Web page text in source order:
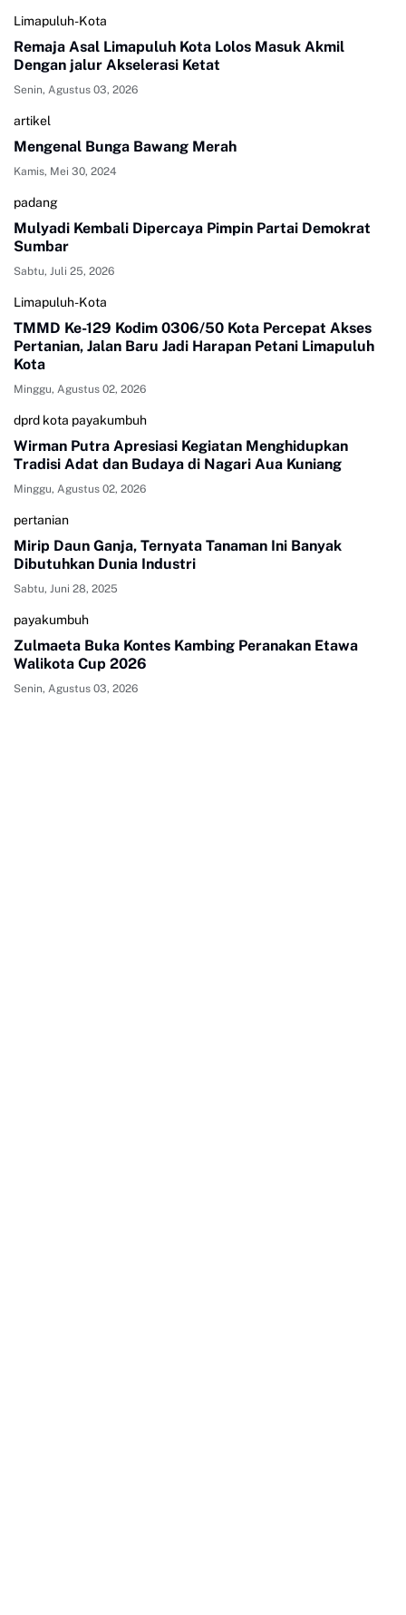
Limapuluh-Kota
Remaja Asal Limapuluh Kota Lolos Masuk Akmil
Dengan jalur Akselerasi Ketat
Senin, Agustus 03, 2026
artikel
Mengenal Bunga Bawang Merah
Kamis, Mei 30, 2024
padang
Mulyadi Kembali Dipercaya Pimpin Partai Demokrat
Sumbar
Sabtu, Juli 25, 2026
Limapuluh-Kota
TMMD Ke-129 Kodim 0306/50 Kota Percepat Akses
Pertanian, Jalan Baru Jadi Harapan Petani Limapuluh
Kota
Minggu, Agustus 02, 2026
dprd kota payakumbuh
Wirman Putra Apresiasi Kegiatan Menghidupkan
Tradisi Adat dan Budaya di Nagari Aua Kuniang
Minggu, Agustus 02, 2026
pertanian
Mirip Daun Ganja, Ternyata Tanaman Ini Banyak
Dibutuhkan Dunia Industri
Sabtu, Juni 28, 2025
payakumbuh
Zulmaeta Buka Kontes Kambing Peranakan Etawa
Walikota Cup 2026
Senin, Agustus 03, 2026